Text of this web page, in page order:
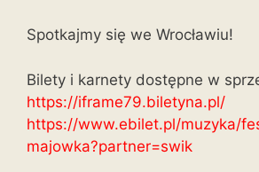
Spotkajmy się we Wrocławiu!
Bilety i karnety dostępne w
https://iframe79.biletyna.pl/
https://www.ebilet.pl/muzyka/f
majowka?partner=swik